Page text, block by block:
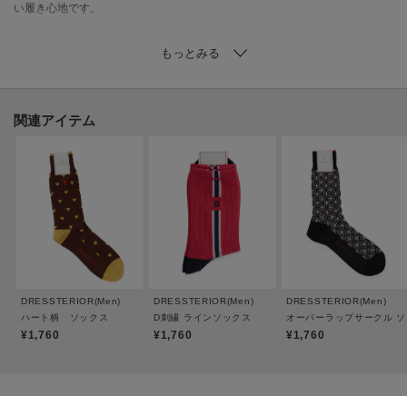
い履き心地です。
底にはブランドロゴプリントを施し、オリジナリティのある一本に仕上げま
た、丁寧なつくりの一品です。
※照明の関係により、実際よりも色味が違って見える場合があります。ま
た、パソコン・スマートフォンなどの環境により、若干製品と画像のカラー
が異なる場合もございます。
関連アイテム
DRESSTERIOR(Men)
ハート柄 ソックス
¥1,760
DRESSTERIOR(Men)
D刺繍 ラインソックス
¥1,760
DRESSTERIOR(Men)
オーバーラップサークル
¥1,760